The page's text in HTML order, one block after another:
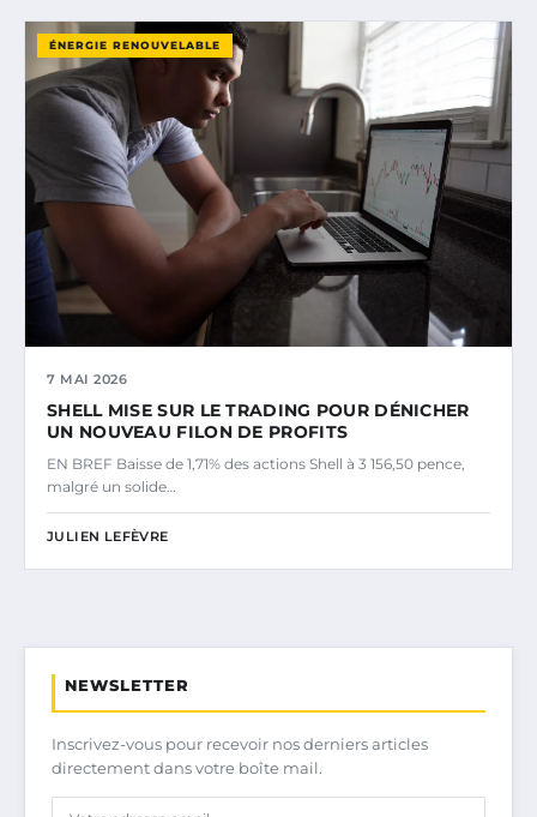
ÉNERGIE RENOUVELABLE
7 MAI 2026
SHELL MISE SUR LE TRADING POUR DÉNICHER
UN NOUVEAU FILON DE PROFITS
EN BREF Baisse de 1,71% des actions Shell à 3 156,50 pence,
malgré un solide…
JULIEN LEFÈVRE
NEWSLETTER
Inscrivez-vous pour recevoir nos derniers articles
directement dans votre boîte mail.